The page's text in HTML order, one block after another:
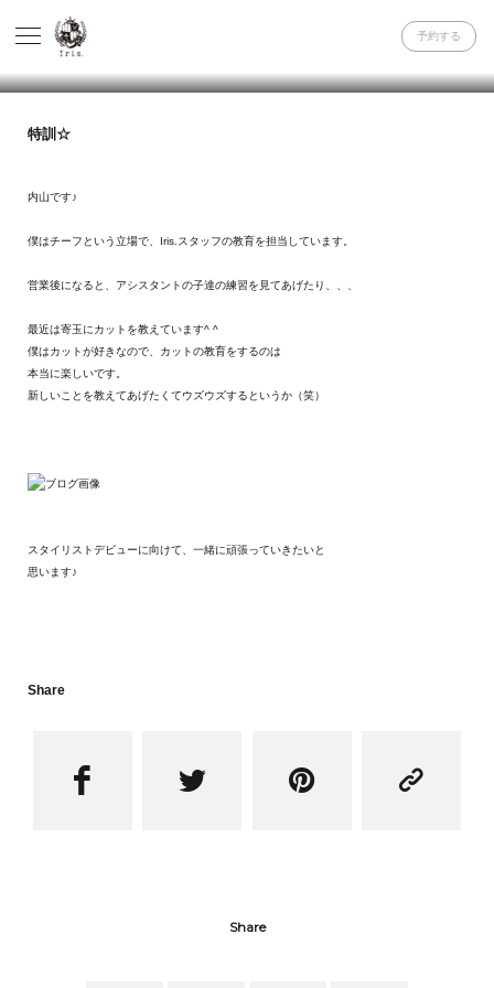
予約する
特訓☆
内山です♪
僕はチーフという立場で、Iris.スタッフの教育を担当しています。
営業後になると、アシスタントの子達の練習を見てあげたり、、、
最近は寄玉にカットを教えています^ ^
僕はカットが好きなので、カットの教育をするのは
本当に楽しいです。
新しいことを教えてあげたくてウズウズするというか（笑）
スタイリストデビューに向けて、一緒に頑張っていきたいと
思います♪
Share
   
Share